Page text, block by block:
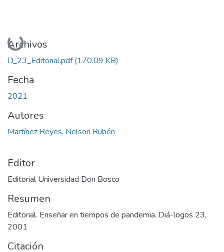
Cargando...
Archivos
D_23_Editorial.pdf(170.09 KB)
Fecha
2021
Autores
Martínez Reyes, Nelson Rubén
Editor
Editorial Universidad Don Bosco
Resumen
Editorial. Enseñar en tiempos de pandemia. Diá-logos 23,
2001
Citación